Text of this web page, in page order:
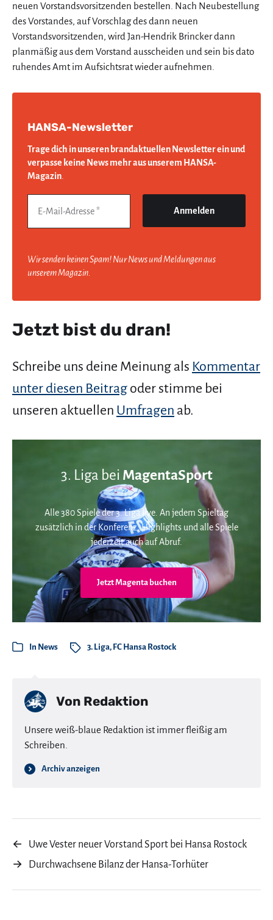
neuen Vorstandsvorsitzenden bestellen. Nach Neubestellung
des Vorstandes, auf Vorschlag des dann neuen
Vorstandsvorsitzenden, wird Jan-Hendrik Brincker dann
planmäßig aus dem Vorstand ausscheiden und sein bis dato
ruhendes Amt im Aufsichtsrat wieder aufnehmen.
HANSA-Newsletter
Trage dich in unseren brandaktuellen Newsletter ein und
verpasse keine News mehr aus unserem HANSA-
Magazin
Wir senden keinen Spam! Nur News und Meldungen aus
unserem Magazin.
Jetzt bist du dran!
Schreibe uns deine Meinung als Kommentar
unter diesen Beitrag oder stimme bei
unseren aktuellen Umfragen ab.
3. Liga bei MagentaSport
Alle 380 Spiele der 3. Liga live. An jedem Spieltag
zusätzlich in der Konferenz. Highlights und alle Spiele
jederzeit auch auf Abruf.
Jetzt Magenta buchen
In News 3. Liga, FC Hansa Rostock
Von Redaktion
Unsere weiß-blaue Redaktion ist immer fleißig am
Schreiben.
Archiv anzeigen
←
Uwe Vester neuer Vorstand Sport bei Hansa Rostock
→
Durchwachsene Bilanz der Hansa-Torhüter